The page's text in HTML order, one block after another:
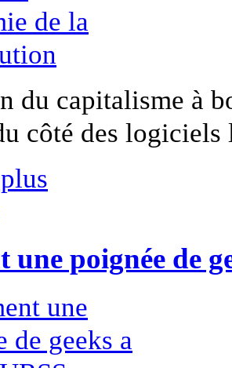
du capitalisme à
côté des
une poignée de